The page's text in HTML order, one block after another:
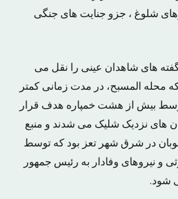
شلوغ ، جزو جنایت های جنگی
گفته های شاهدان عینی را نقل می
محله المسبح، در مدت زمانی کمتر
بیش از هشت خمپاره هدف قرار
های نزدیک شلیک می شدند و منبع
در شرق شهر تعز بود که توسط
و نیروهای وفادار به رئیس جمهور
شود.